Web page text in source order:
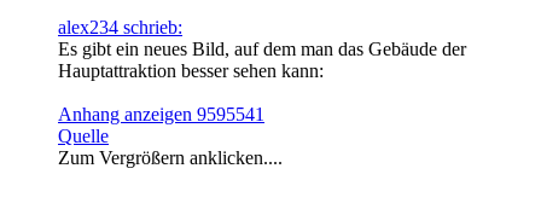
alex234 schrieb:
Es gibt ein neues Bild, auf dem man das Gebäude der
Hauptattraktion besser sehen kann:
Anhang anzeigen 9595541
Quelle
Zum Vergrößern anklicken....